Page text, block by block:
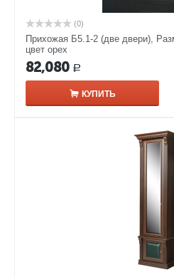
(0)
Прихожая Б5.1-2 (две двери),
цвет орех
82,080 Р
КУПИТЬ